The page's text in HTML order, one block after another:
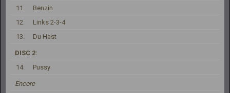
11.
Benzin
12.
Links 2-3-4
13.
Du Hast
DISC 2:
14.
Pussy
Encore